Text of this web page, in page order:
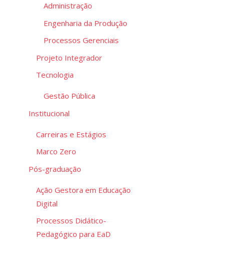
Administração
Engenharia da Produção
Processos Gerenciais
Projeto Integrador
Tecnologia
Gestão Pública
Institucional
Carreiras e Estágios
Marco Zero
Pós-graduação
Ação Gestora em Educação
Digital
Processos Didático-
Pedagógico para EaD